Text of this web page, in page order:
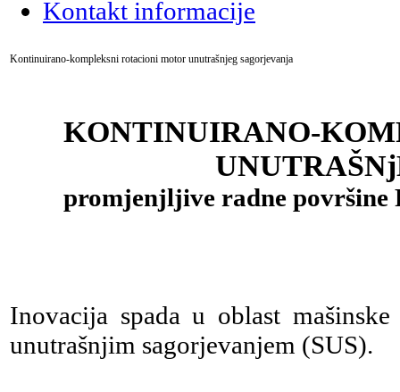
Kontakt informacije
Kontinuirano-kompleksni rotacioni motor unutrašnjeg sagorjevanja
KONTINUIRANO-
promjenjljive radne
Inovacija spada u oblast
unutrašnjim sagorjevanjem (SUS).